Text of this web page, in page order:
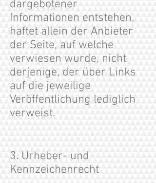
dargebotener
Informationen entstehen,
haftet allein der Anbieter
der Seite, auf welche
verwiesen wurde, nicht
derjenige, der über Links
auf die jeweilige
Veröffentlichung lediglich
verweist.
3. Urheber- und
Kennzeichenrecht